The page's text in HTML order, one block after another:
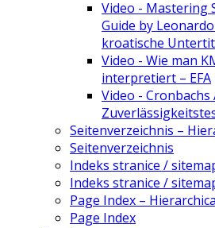
Video - Mastering
Guide by
kroatische
Video - Wie man
interpretiert – EFA
Video -
Seitenverzeichnis –
Seitenverzeichnis
Indeks stranice /
Indeks stranice /
Page Index –
Page Index